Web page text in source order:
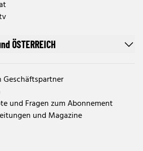
ÖSTERREICH
und Fragen zum Abonnement
und Magazine